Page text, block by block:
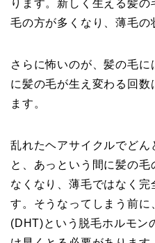
ります。新しく生える髪
毛の方が多くなり、薄毛の
さらに怖いのが、髪の毛
に髪の毛が生え変わる回
ます。
乱れたヘアサイクルでどん
と、あっという間に髪の毛
なくなり、薄毛ではなく完
す。そうなってしまう前に
(DHT)という脱毛ホルモン